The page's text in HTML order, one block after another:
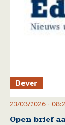
Bever
23/03/2026 -
Open brief